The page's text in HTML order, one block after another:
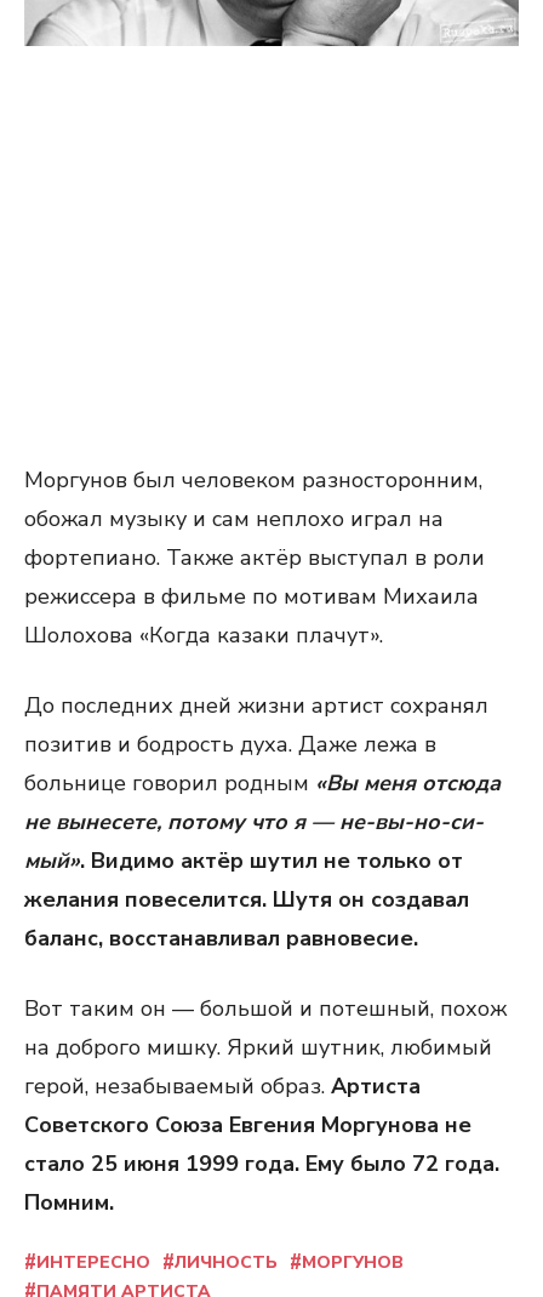
Моргунов был человеком разносторонним,
обожал музыку и сам неплохо играл на
фортепиано. Также актёр выступал в роли
режиссера в фильме по мотивам Михаила
Шолохова «Когда казаки плачут».
До последних дней жизни артист сохранял
позитив и бодрость духа. Даже лежа в
больнице говорил родным «Вы меня отсюда
не вынесете, потому что я — не-вы-но-си-
мый». Видимо актёр шутил не только от
желания повеселится. Шутя он создавал
баланс, восстанавливал равновесие.
Вот таким он — большой и потешный, похож
на доброго мишку. Яркий шутник, любимый
герой, незабываемый образ. Артиста
Советского Союза Евгения Моргунова не
стало 25 июня 1999 года. Ему было 72 года.
Помним.
ИНТЕРЕСНО ЛИЧНОСТЬ
МОРГУНОВ
ПАМЯТИ АРТИСТА